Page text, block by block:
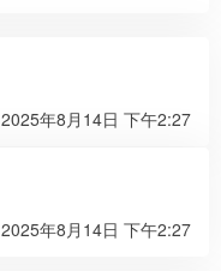
2025年8月14日 下午2:27
2025年8月14日 下午2:27